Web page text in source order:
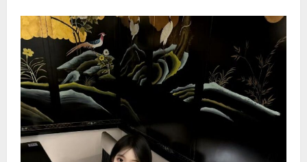
人
第
一
次
之
后
为
什
么
要？